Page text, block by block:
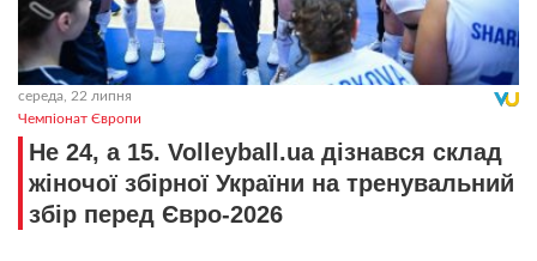
середа, 22 липня
Чемпіонат Європи
Не 24, а 15. Volleyball.ua дізнався склад
жіночої збірної України на тренувальний
збір перед Євро-2026